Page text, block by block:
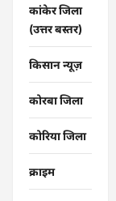
कांकेर जिला
(उत्तर बस्तर)
किसान न्यूज़
कोरबा जिला
कोरिया जिला
क्राइम